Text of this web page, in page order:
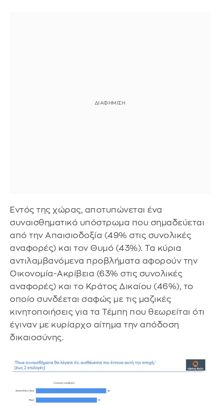
Εντός της χώρας, αποτυπώνεται ένα
συναισθηματικό υπόστρωμα που σημαδεύεται
από την Απαισιοδοξία (49% στις συνολικές
αναφορές) και τον Θυμό (43%). Τα κύρια
αντιλαμβανόμενα προβλήματα αφορούν την
Οικονομία-Ακρίβεια (63% στις συνολικές
αναφορές) και το Κράτος Δικαίου (46%), το
οποίο συνδέεται σαφώς με τις μαζικές
κινητοποιήσεις για τα Τέμπη που θεωρείται ότι
έγιναν με κυρίαρχο αίτημα την απόδοση
δικαιοσύνης.